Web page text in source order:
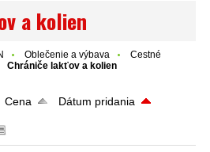
a kolien
Oblečenie a výbava
Cestné
Chrániče lakťov a kolien
Cena
Dátum pridania